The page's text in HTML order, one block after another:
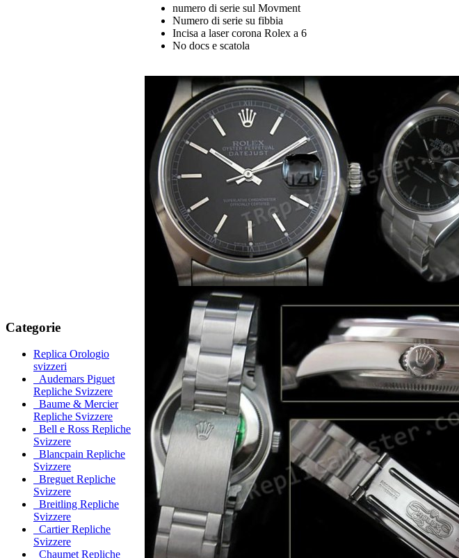
Categorie
Replica Orologio
svizzeri
Audemars Piguet
Repliche Svizzere
Baume & Mercier
Repliche Svizzere
Bell e Ross Repliche
Svizzere
Blancpain Repliche
Svizzere
Breguet Repliche
Svizzere
Breitling Repliche
Svizzere
Cartier Repliche
Svizzere
Chaumet Repliche
numero di serie sul Movment
Numero di serie su fibbia
Incisa a laser corona Rolex a 6
No docs e scatola